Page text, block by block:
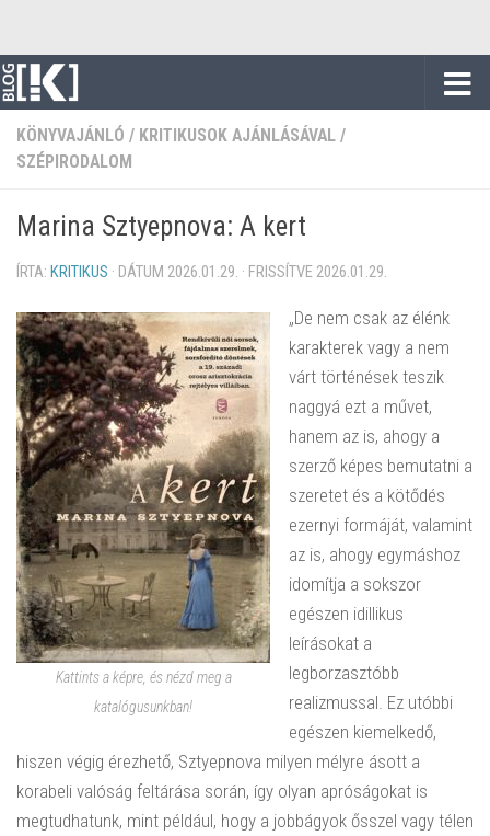
KÖNYVAJÁNLÓ / KRITIKUSOK AJÁNLÁSÁVAL /
SZÉPIRODALOM
Marina Sztyepnova: A kert
ÍRTA: KRITIKUS · DÁTUM 2026.01.29. · FRISSÍTVE 2026.01.29.
Kattints a képre, és nézd meg a
katalógusunkban!
„De nem csak az élénk
karakterek vagy a nem
várt történések teszik
naggyá ezt a művet,
hanem az is, ahogy a
szerző képes bemutatni a
szeretet és a kötődés
ezernyi formáját, valamint
az is, ahogy egymáshoz
idomítja a sokszor
egészen idillikus
leírásokat a
legborzasztóbb
realizmussal. Ez utóbbi
egészen kiemelkedő,
hiszen végig érezhető, Sztyepnova milyen mélyre ásott a
korabeli valóság feltárása során, így olyan apróságokat is
megtudhatunk, mint például, hogy a jobbágyok ősszel vagy télen